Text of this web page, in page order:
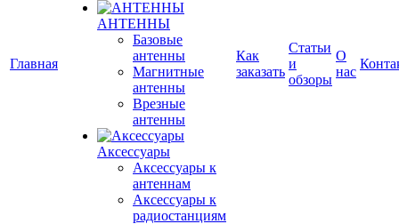
Главная
АНТЕННЫ
Базовые
антенны
Магнитные
антенны
Врезные
антенны
Аксессуары
Аксессуары к
антеннам
Аксессуары к
радиостанциям
Как
заказать
Статьи
и
обзоры
О
нас